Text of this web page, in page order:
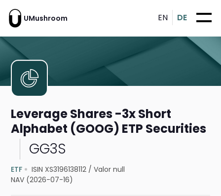
UMushroom EN DE
Leverage Shares -3x Short
Alphabet (GOOG) ETP Securities
GG3S
ETF ISIN XS3196138112 /Valor null
NAV (2026-07-16)